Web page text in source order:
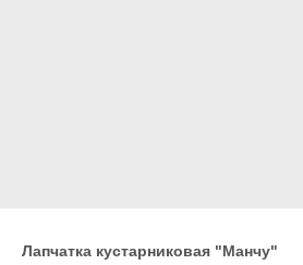
Лапчатка кустарниковая "Манчу"